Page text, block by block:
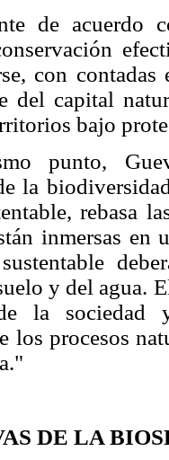
de acuerdo
con
del capital
bajo
punto,
la
rebasa
inmersas
y del agua.
la sociedad
los procesos
DE LA